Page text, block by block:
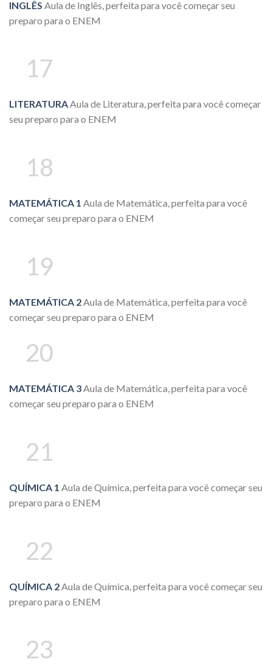
INGLÊS Aula de Inglês, perfeita para você começar seu
preparo para o ENEM
17
LITERATURAAula de Literatura, perfeita para você começar
seu preparo para o ENEM
18
MATEMÁTICA 1 Aula de Matemática, perfeita para você
começar seu preparo para o ENEM
19
MATEMÁTICA 2Aula de Matemática, perfeita para você
começar seu preparo para o ENEM
20
MATEMÁTICA 3Aula de Matemática, perfeita para você
começar seu preparo para o ENEM
21
QUÍMICA 1 Aula de Química, perfeita para você começar seu
preparo para o ENEM
22
QUÍMICA 2 Aula de Química, perfeita para você começar seu
preparo para o ENEM
23